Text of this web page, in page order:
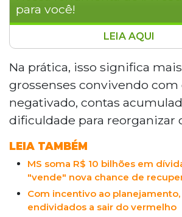
para você!
A inadimplência em Mato
cresceu 10,07% em abril de
média nacional de 9,25%,
dívidas no valor de R$ 5.994,67,
28,4 meses negativado. Bancos
64,69% das cobranças. A FCDL-
87% dos endividados são
defende educação financeira e
condições de renegociação.
LEIA AQUI
Na prática, isso significa
grossenses convivendo com
negativado, contas
dificuldade para reorganizar
LEIA TAMBÉM
MS soma R$ 10 bilhões em
"vende" nova chance de
Com incentivo ao
endividados a sair do vermelho